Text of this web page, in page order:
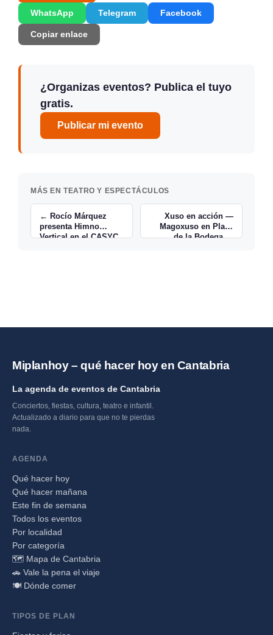
WhatsApp Telegram Facebook
Copiar enlace
¿Organizas eventos? Publica el tuyo
gratis.
Publicar mi evento
MÁS EN TEATRO Y ESPECTÁCULOS
← Rocío Márquez
presenta Himno
Vertical en el CASYC
Xuso en acción —
Magoxuso en Plaza
de la Bodega →
Miplanhoy – qué hacer hoy en Cantabria
La agenda de eventos de Cantabria
Conciertos, fiestas, cultura, teatro e infantil.
Actualizado a diario para que no te pierdas
nada.
AGENDA
Qué hacer hoy
Qué hacer mañana
Este fin de semana
Todos los eventos
Por localidad
Por categoría
🗺️ Mapa de Cantabria
🚗 Vale la pena el viaje
🍽️ Dónde comer
TIPOS DE PLAN